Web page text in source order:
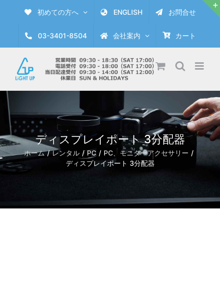
初めての方へ ENGLISH お問合せ
03-3401-8504 会社案内 カート
ディスプレイポート 3分配器
ホーム レンタル PC
PC、モニターアクセサリー
ディスプレイポート 3分配器